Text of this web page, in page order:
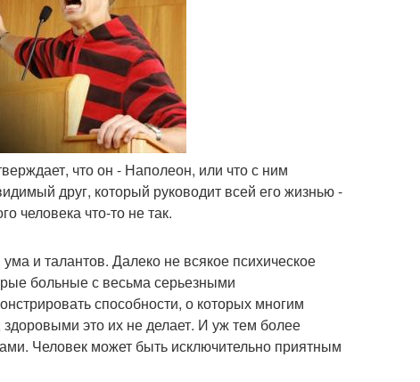
что он - Наполеон, или что с ним
друг, который руководит всей его жизнью -
человека что-то не так.
и талантов. Далеко не всякое психическое
больные с весьма серьезными
способности, о которых многим
это их не делает. И уж тем более
Человек может быть исключительно приятным